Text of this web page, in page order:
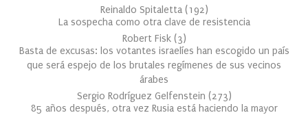
Reinaldo Spitaletta (192)
La sospecha como otra clave de resistencia
Robert Fisk (3)
Basta de excusas: los votantes israelíes han escogido un país
que será espejo de los brutales regímenes de sus vecinos
árabes
Sergio Rodríguez Gelfenstein (273)
85 años después, otra vez Rusia está haciendo la mayor